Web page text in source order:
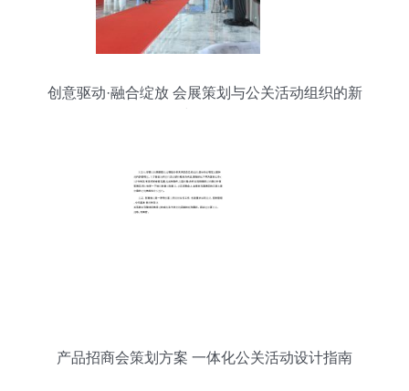
创意驱动·融合绽放 会展策划与公关活动组织的新
产品招商会策划方案 一体化公关活动设计指南